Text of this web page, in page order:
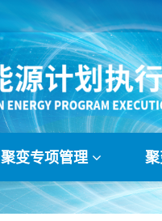
聚变专项管理